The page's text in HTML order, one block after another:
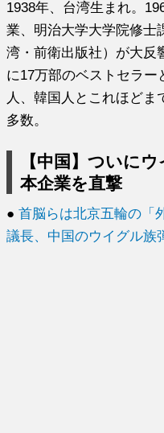
1938年、台湾生まれ。
業、明治大学大学院修士
湾・前衛出版社）が大反
に17万部のベストセラー
人、韓国人とこれほど
多数。
【中国】ついに
本企業を直撃
●首脳らは北京五輪の「
議長、中国のウイグル族